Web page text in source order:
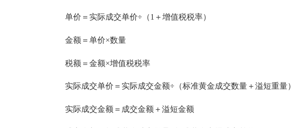
单价＝实际成交单价÷（1＋增值税税率）
金额＝单价×数量
税额＝金额×增值税税率
实际成交单价＝实际成交金额÷（标准黄金成交数量＋溢短重量）
实际成交金额＝成交金额＋溢短金额